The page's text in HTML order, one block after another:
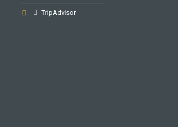
TripAdvisor